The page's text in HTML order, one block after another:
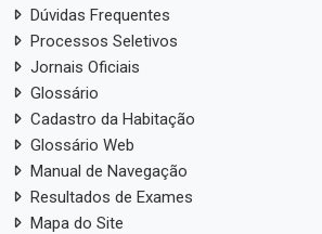
Dúvidas Frequentes
Processos Seletivos
Jornais Oficiais
Glossário
Cadastro da Habitação
Glossário Web
Manual de Navegação
Resultados de Exames
Mapa do Site